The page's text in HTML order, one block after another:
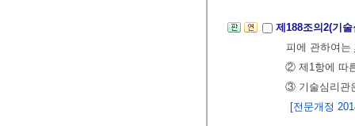
제188조의2(기
피에 관하여는
② 제1항에 따
③ 기술심리관
[전문개정